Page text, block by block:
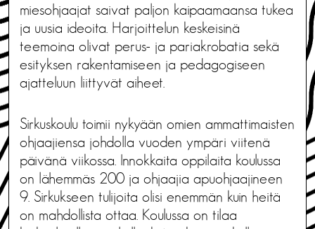
miesohjaajat saivat paljon kaipaamaansa tukea
ja uusia ideoita. Harjoittelun keskeisinä
teemoina olivat perus- ja pariakrobatia sekä
esityksen rakentamiseen ja pedagogiseen
ajatteluun liittyvät aiheet.
Sirkuskoulu toimii nykyään omien ammattimaisten
ohjaajiensa johdolla vuoden ympäri viitenä
päivänä viikossa. Innokkaita oppilaita koulussa
on lähemmäs 200 ja ohjaajia apuohjaajineen
9. Sirkukseen tulijoita olisi enemmän kuin heitä
on mahdollista ottaa. Koulussa on tilaa